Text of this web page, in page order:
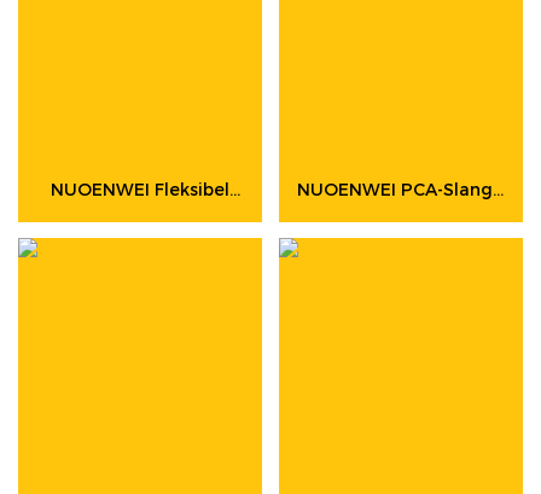
NUOENWEI Fleksibel
Avtrekksslange |
Kraftig PVC-
NUOENWEI PCA-Slange
–
Forhåndskondisjonerte